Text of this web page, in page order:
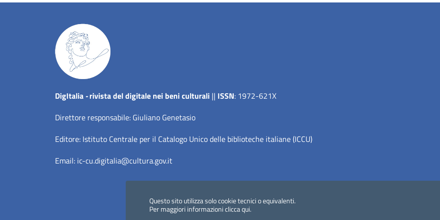
Questo sito utilizza solo cookie tecnici o equivalenti.
Per maggiori informazioniclicca qui.
DigItalia -rivista del digitale nei beni culturali || ISSN: 1972-621X
Direttore responsabile: Giuliano Genetasio
Editore: Istituto Centrale per il Catalogo Unico delle biblioteche italiane (ICCU)
Email: ic-cu.digitalia@cultura.gov.it